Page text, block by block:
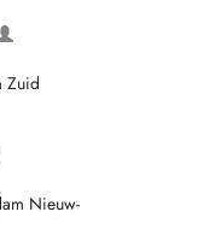
Zuid
Nieuw-